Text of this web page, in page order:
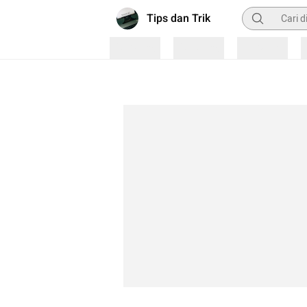
Tips dan Trik Pencarian